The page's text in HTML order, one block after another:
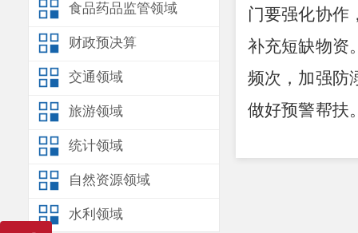
食品药品监管领域
财政预决算
交通领域
旅游领域
统计领域
自然资源领域
水利领域
门要强化协作
补充短缺物资
频次，加强防
做好预警帮扶